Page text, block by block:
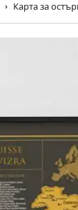
Карта за